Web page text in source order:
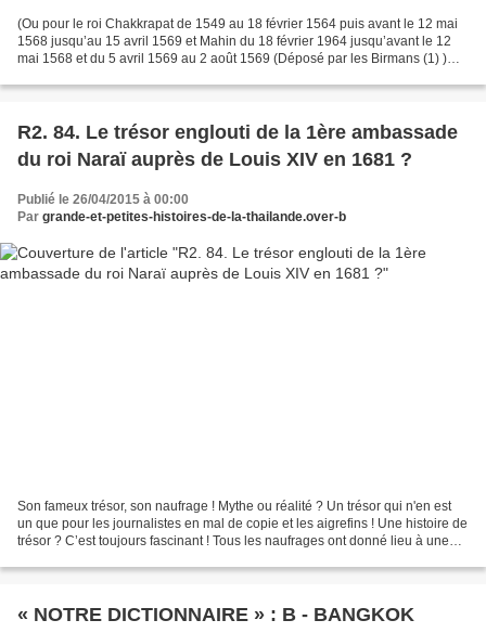
(Ou pour le roi Chakkrapat de 1549 au 18 février 1564 puis avant le 12 mai
1568 jusqu’au 15 avril 1569 et Mahin du 18 février 1964 jusqu’avant le 12
mai 1568 et du 5 avril 1569 au 2 août 1569 (Déposé par les Birmans (1) )
R2. 84. Le trésor englouti de la 1ère ambassade
du roi Naraï auprès de Louis XIV en 1681 ?
Publié le 26/04/2015 à 00:00
Par grande-et-petites-histoires-de-la-thailande.over-b
Son fameux trésor, son naufrage ! Mythe ou réalité ? Un trésor qui n'en est
un que pour les journalistes en mal de copie et les aigrefins ! Une histoire de
trésor ? C’est toujours fascinant ! Tous les naufrages ont donné lieu à une
« NOTRE DICTIONNAIRE » : B - BANGKOK